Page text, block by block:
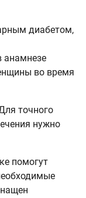
диабетом,
анамнезе
во время
точного
нужно
помогут